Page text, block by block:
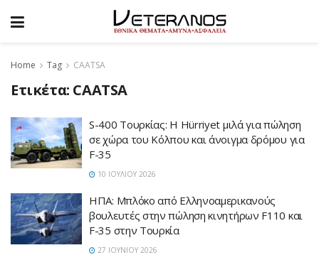
Home Tag CAATSA
Ετικέτα: CAATSA
S-400 Τουρκίας: Η Hürriyet μιλά για πώληση
σε χώρα του Κόλπου και άνοιγμα δρόμου για
F-35
10 ΙΟΥΛΊΟΥ 2026
ΗΠΑ: Μπλόκο από Ελληνοαμερικανούς
βουλευτές στην πώληση κινητήρων F110 και
F-35 στην Τουρκία
27 ΙΟΥΝΊΟΥ 2026